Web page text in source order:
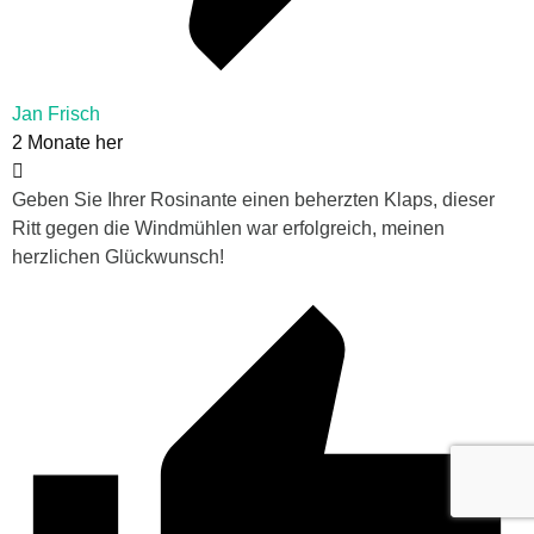
Jan Frisch
2 Monate her
Geben Sie Ihrer Rosinante einen beherzten Klaps, dieser
Ritt gegen die Windmühlen war erfolgreich, meinen
herzlichen Glückwunsch!